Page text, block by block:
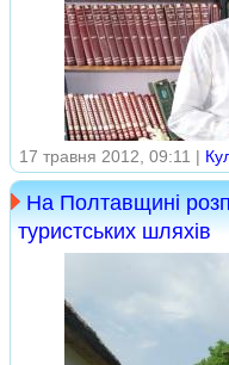
17 травня 2012, 09:11 |
На Полтавщині
туристських шляхів